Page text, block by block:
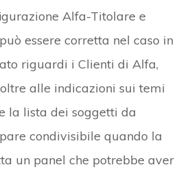
Alfa-Titolare e
essere corretta nel caso in
riguardi i Clienti di Alfa,
alle indicazioni sui temi
la lista dei soggetti da
condivisibile quando la
un panel che potrebbe aver